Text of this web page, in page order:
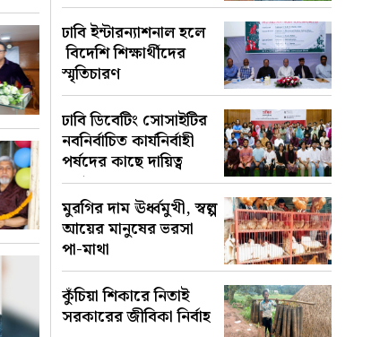
ঢাবি ইন্টারন্যাশনাল হলে
বিদেশি শিক্ষার্থীদের
স্মৃতিচারণ
ঢাবি ডিবেটিং সোসাইটির
নবনির্বাচিত কার্যনির্বাহী
পর্ষদের কাছে দায়িত্ব
হস্তান্তর
মুরগির দাম ঊর্ধ্বমুখী, স্বল্প
আয়ের মানুষের ভরসা
পা-মাথা
কুঁচিয়া শিকারে নিতাই
সরকারের জীবিকা নির্বাহ